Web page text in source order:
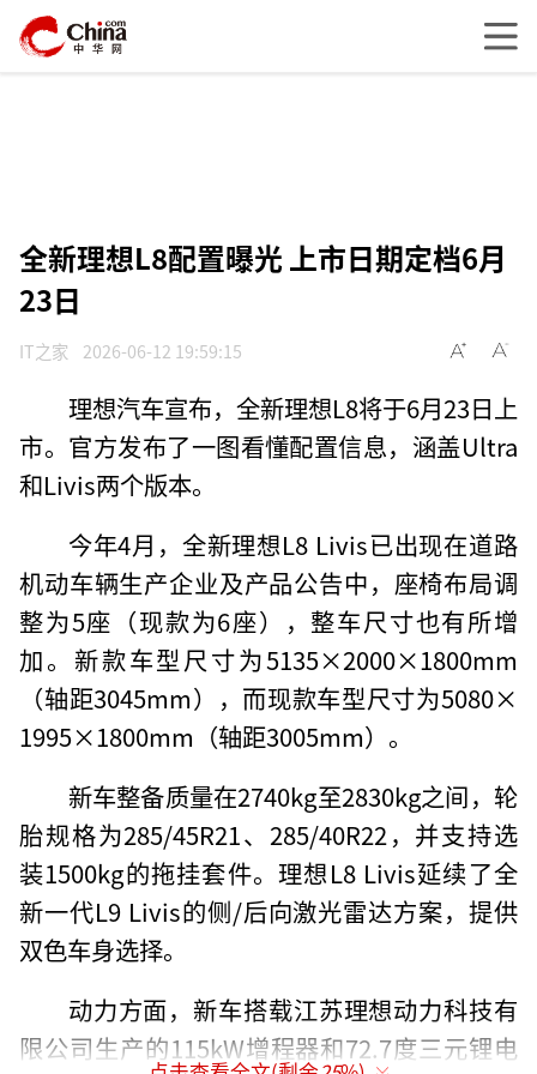
全新理想L8配置曝光 上市日期定档6月
23日
IT之家 2026-06-12 19:59:15
理想汽车宣布，全新理想L8将于6月23日上
市。官方发布了一图看懂配置信息，涵盖Ultra
和Livis两个版本。
今年4月，全新理想L8 Livis已出现在道路
机动车辆生产企业及产品公告中，座椅布局调
整为5座（现款为6座），整车尺寸也有所增
加。新款车型尺寸为5135×2000×1800mm
（轴距3045mm），而现款车型尺寸为5080×
1995×1800mm（轴距3005mm）。
新车整备质量在2740kg至2830kg之间，轮
胎规格为285/45R21、285/40R22，并支持选
装1500kg的拖挂套件。理想L8 Livis延续了全
新一代L9 Livis的侧/后向激光雷达方案，提供
双色车身选择。
动力方面，新车搭载江苏理想动力科技有
限公司生产的115kW增程器和72.7度三元锂电